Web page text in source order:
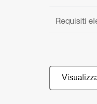
Requisiti